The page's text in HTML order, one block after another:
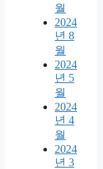
월
2024
년 8
월
2024
년 5
월
2024
년 4
월
2024
년 3